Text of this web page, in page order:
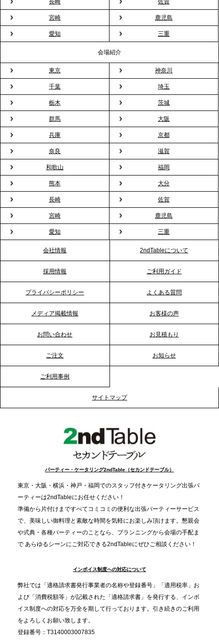
2026.3.16
プレスリリースのご案内｜2026年、春の親睦は「花
粉レス」な室内花見。福利厚生としても注目され
る、快適で新しいお花見体験
2026.3.5
プレスリリースのご案内｜「室内お花見」の法人利
用が前年比4倍に急増。オフィスに桜が届く福利厚生
の新定番
2026.2.13
プレスリリースのご案内｜オフィスが「１日限定の
バー」に！福利厚生・社内交流を格上げする《出張
バーテンダー》サービスを開始
2026.1.26
プレスリリースのご案内｜もう「義理チョコ」で悩
まない。職場のバレンタインをケータリングで“福利
厚生”化。採用にも効く新スタイルを提案
2026.1.23
RKB毎日放送「RKB NEWS」で、2ndTable「恵方
巻きケータリング」が紹介されました
2026.1.20
る？「恵方巻きケータリング」で、社内コミュニケ
ーションを活性化
2025.12.12
事提供を実施へ
TBS「Nスタ」で、2ndTable「1DISH」が紹介され
2025.11.21
プレスリリースのご案内｜忘年会は“移動時間ゼロ
分”の時代へ。法人注文が前年比5倍に伸びた「宅配
オードブル」が提案する、新しい乾杯文化
プレスリリースのご案内｜職場で完結する“忘年会・
納会ケータリング”が人気。幹事負担を軽減し、社内
コミュニケーションを促進
長崎 佐賀
宮崎 鹿児島
愛知 三重
会場紹介
東京 神奈川
千葉 埼玉
栃木 茨城
群馬 大阪
兵庫 京都
奈良 滋賀
和歌山 福岡
熊本 大分
長崎 佐賀
宮崎 鹿児島
愛知 三重
会社情報 2ndTableについて
採用情報 ご利用ガイド
プライバシーポリシー よくある質問
メディア掲載情報 お客様の声
お問い合わせ お見積もり
ご注文 お知らせ
ご利用事例
サイトマップ
パーティー・ケータリング2ndTable（セカンドテーブル）
東京・大阪・横浜・神戸・福岡でのスタッフ付きケータリング出張パ
ーティーは2ndTableにお任せください！
準備から片付けまですべてコミコミの便利な出張パーティーサービス
で、美味しい御料理と素敵な時間を気軽にお楽しみ頂けます。懇親会
や式典・各種パーティーのことなら、プランニングから会場の手配ま
で あらゆるシーンにご対応できる2ndTableにぜひご相談ください！
インボイス制度への対応について
弊社では「適格請求書発行事業者の名称や登録番号」「適用税率」お
よび「消費税額等」が記載された「適格請求書」を発行する、インボ
イス制度への対応を万全を期して行っております。引き続きのご利用
をよろしくお願い致します。
登録番号：T3140003007835